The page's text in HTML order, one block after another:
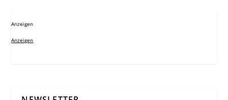
Anzeigen
Anzeigen